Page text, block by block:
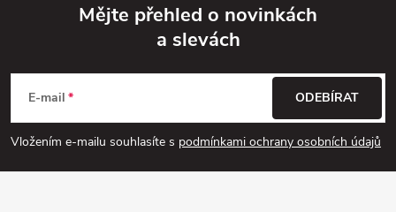
p
a
Mějte přehled o novinkách
a slevách
E-mail
Vložením e-mailu souhlasíte s podmínkami ochrany osobních údajů
ODEBÍRAT